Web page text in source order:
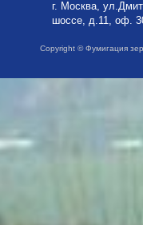
г. Москва,
шоссе, д.11, оф.
Copyright © Фумигация